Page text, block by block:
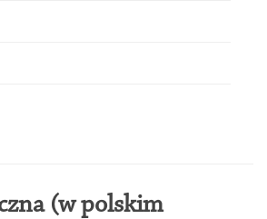
(w polskim